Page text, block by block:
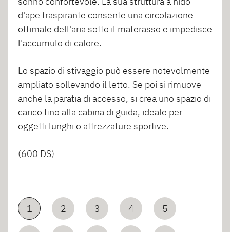
d'ape traspirante consente una circolazione
ottimale dell'aria sotto il materasso e impedisce
l'accumulo di calore.
Lo spazio di stivaggio può essere notevolmente
ampliato sollevando il letto. Se poi si rimuove
anche la paratia di accesso, si crea uno spazio di
carico fino alla cabina di guida, ideale per
oggetti lunghi o attrezzature sportive.
(600 DS)
1 2 3 4 5